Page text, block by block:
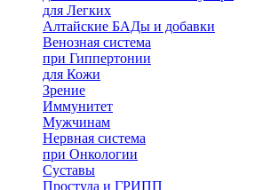
для Легких
Алтайские БАДы и добавки
Венозная система
при Гиппертонии
для Кожи
Зрение
Иммунитет
Мужчинам
Нервная система
при Онкологии
Суставы
Простуда и ГРИПП